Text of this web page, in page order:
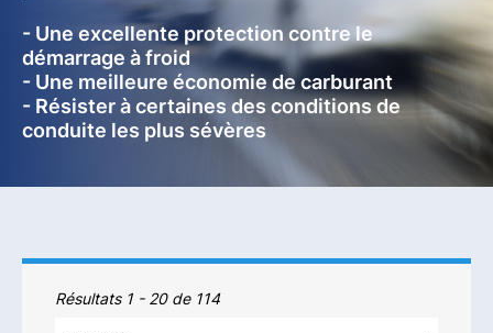
- Une excellente protection contre le
démarrage à froid
- Une meilleure économie de carburant
- Résister à certaines des conditions de
conduite les plus sévères
Produits
Résultats 1 - 20 de 114